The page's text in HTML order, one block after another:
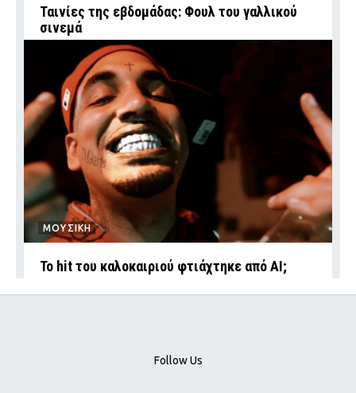
Ταινίες της εβδομάδας: Φουλ του γαλλικού
σινεμά
ΜΟΥΣΙΚΗ
Το hit του καλοκαιριού φτιάχτηκε από AI;
Follow Us